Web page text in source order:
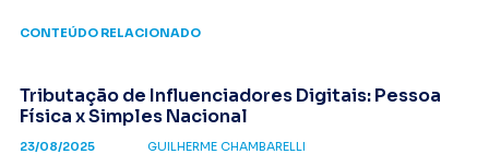
CONTEÚDO RELACIONADO
Tributação de Influenciadores Digitais: Pessoa
Física x Simples Nacional
23/08/2025 GUILHERME CHAMBARELLI